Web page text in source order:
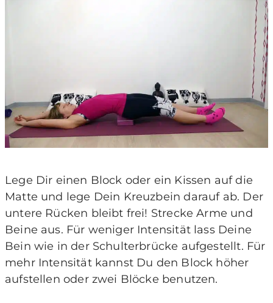
Lege Dir einen Block oder ein Kissen auf die
Matte und lege Dein Kreuzbein darauf ab. Der
untere Rücken bleibt frei! Strecke Arme und
Beine aus. Für weniger Intensität lass Deine
Bein wie in der Schulterbrücke aufgestellt. Für
mehr Intensität kannst Du den Block höher
aufstellen oder zwei Blöcke benutzen.